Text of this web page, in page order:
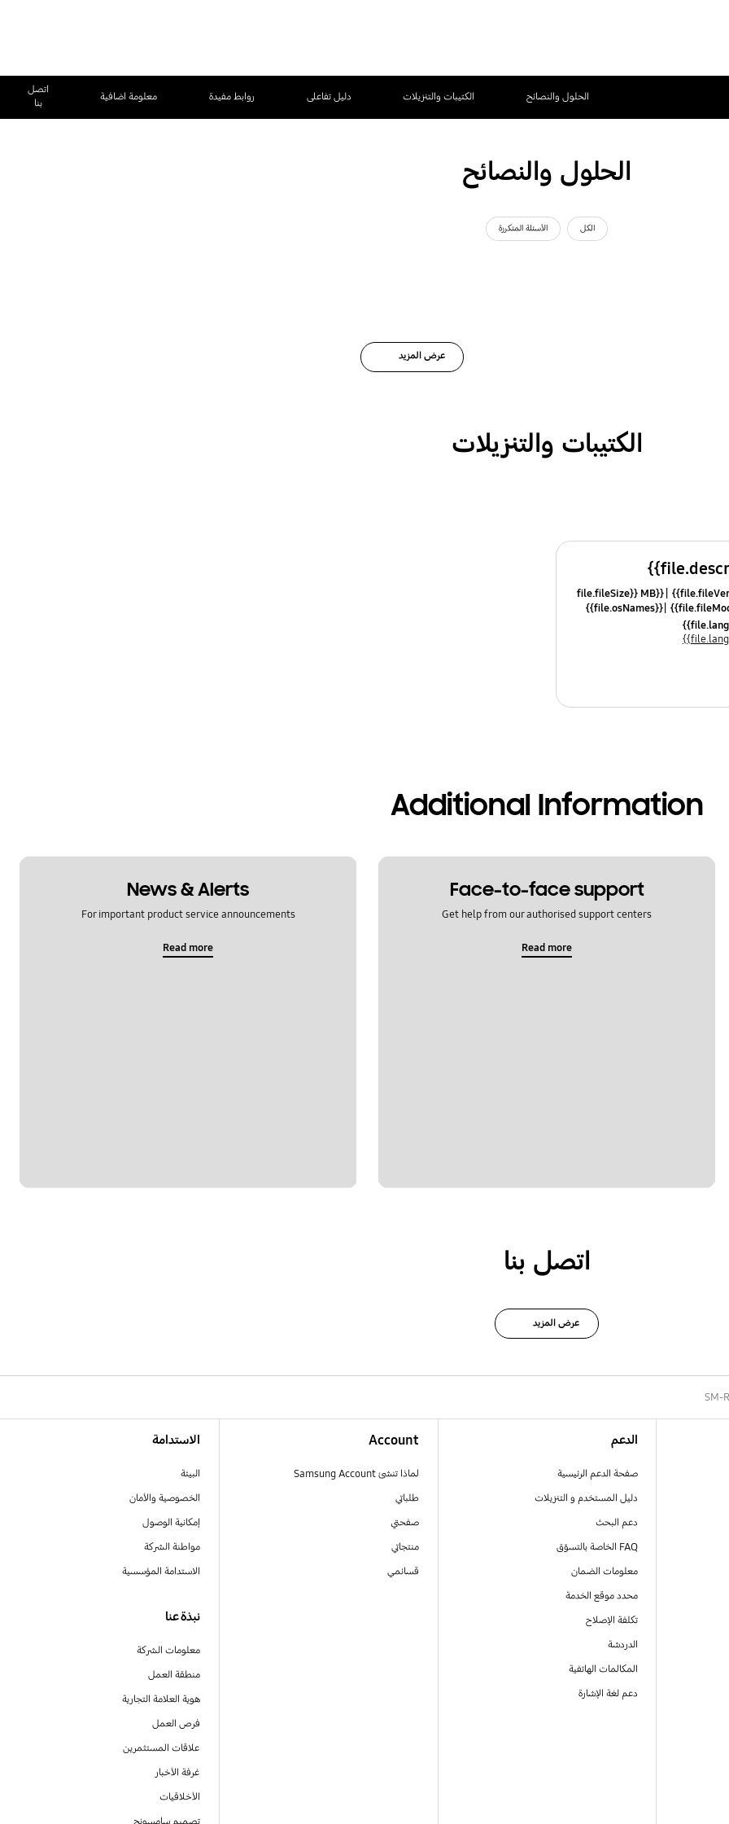
الحلول والنصائح الكتيبات والتنزيلات دليل تفاعلى روابط مفيدة معلومة اضافية
اتصل
بنا
الحلول والنصائح
الكل الأسئلة المتكررة
عرض المزيد
الكتيبات والتنزيلات
{{file.fileSize}} MB
{{file.osNames}}
Additional Information
Face-to-face support
Get help from our authorised support centers
Read more
News & Alerts
For important product service announcements
Read more
اتصل بنا
عرض المزيد
SM-
الدعم
صفحة الدعم الرئيسية
دليل المستخدم و التنزيلات
دعم البحث
FAQ الخاصة بالتسوّق
معلومات الضمان
محدد موقع الخدمة
تكلفة الإصلاح
الدردشة
المكالمات الهاتفية
دعم لغة الإشارة
Account
لماذا تنشئ Samsung Account
طلباتي
صفحتي
منتجاتي
قسائمي
الاستدامة
البيئة
الخصوصية والأمان
إمكانية الوصول
مواطنة الشركة
الاستدامة المؤسسية
نبذة عنا
معلومات الشركة
منطقة العمل
هوية العلامة التجارية
فرص العمل
علاقات المستثمرين
غرفة الأخبار
الأخلاقيات